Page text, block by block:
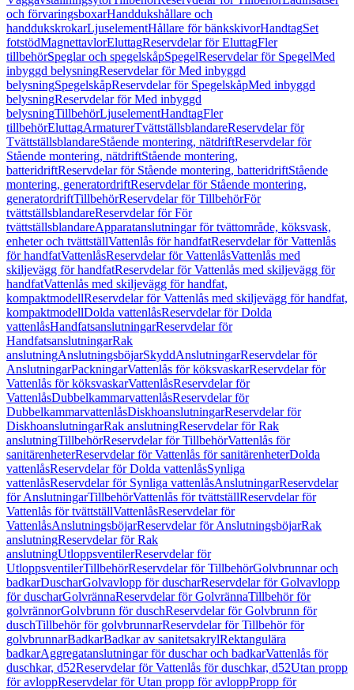
och förvaringsboxarHanddukshållare och
handdukskrokarLjuselementHållare för bänkskivorHandtagSet
fotstödMagnettavlorEluttagReservdelar för EluttagFler
tillbehörSpeglar och spegelskåpSpegelReservdelar för SpegelMed
inbyggd belysningReservdelar för Med inbyggd
belysningSpegelskåpReservdelar för SpegelskåpMed inbyggd
belysningReservdelar för Med inbyggd
belysningTillbehörLjuselementHandtagFler
tillbehörEluttagArmaturerTvättställsblandareReservdelar för
TvättställsblandareStående montering, nätdriftReservdelar för
Stående montering, nätdriftStående montering,
batteridriftReservdelar för Stående montering, batteridriftStående
montering, generatordriftReservdelar för Stående montering,
generatordriftTillbehörReservdelar för TillbehörFör
tvättställsblandareReservdelar för För
tvättställsblandareApparatanslutningar för tvättområde, köksvask,
enheter och tvättställVattenlås för handfatReservdelar för Vattenlås
för handfatVattenlåsReservdelar för VattenlåsVattenlås med
skiljevägg för handfatReservdelar för Vattenlås med skiljevägg för
handfatVattenlås med skiljevägg för handfat,
kompaktmodellReservdelar för Vattenlås med skiljevägg för handfat,
kompaktmodellDolda vattenlåsReservdelar för Dolda
vattenlåsHandfatsanslutningarReservdelar för
HandfatsanslutningarRak
anslutningAnslutningsböjarSkyddAnslutningarReservdelar för
AnslutningarPackningarVattenlås för köksvaskarReservdelar för
Vattenlås för köksvaskarVattenlåsReservdelar för
VattenlåsDubbelkammarvattenlåsReservdelar för
DubbelkammarvattenlåsDiskhoanslutningarReservdelar för
DiskhoanslutningarRak anslutningReservdelar för Rak
anslutningTillbehörReservdelar för TillbehörVattenlås för
sanitärenheterReservdelar för Vattenlås för sanitärenheterDolda
vattenlåsReservdelar för Dolda vattenlåsSynliga
vattenlåsReservdelar för Synliga vattenlåsAnslutningarReservdelar
för AnslutningarTillbehörVattenlås för tvättställReservdelar för
Vattenlås för tvättställVattenlåsReservdelar för
VattenlåsAnslutningsböjarReservdelar för AnslutningsböjarRak
anslutningReservdelar för Rak
anslutningUtloppsventilerReservdelar för
UtloppsventilerTillbehörReservdelar för TillbehörGolvbrunnar och
badkarDuscharGolvavlopp för duscharReservdelar för Golvavlopp
för duscharGolvrännaReservdelar för GolvrännaTillbehör för
golvrännorGolvbrunn för duschReservdelar för Golvbrunn för
duschTillbehör för golvbrunnarReservdelar för Tillbehör för
golvbrunnarBadkarBadkar av sanitetsakrylRektangulära
badkarAggregatanslutningar för duschar och badkarVattenlås för
duschkar, d52Reservdelar för Vattenlås för duschkar, d52Utan propp
för avloppReservdelar för Utan propp för avloppPropp för